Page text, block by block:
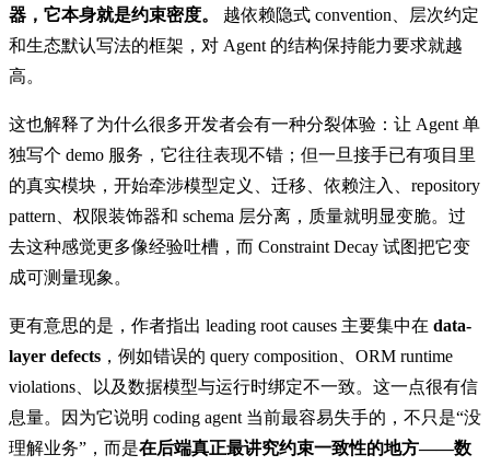
器，它本身就是约束密度。
越依赖隐式 convention、层次约定
和生态默认写法的框架，对 Agent 的结构保持能力要求就越
高。
这也解释了为什么很多开发者会有一种分裂体验：让 Agent 单
独写个 demo 服务，它往往表现不错；但一旦接手已有项目里
的真实模块，开始牵涉模型定义、迁移、依赖注入、repository
pattern、权限装饰器和 schema 层分离，质量就明显变脆。过
去这种感觉更多像经验吐槽，而 Constraint Decay 试图把它变
成可测量现象。
更有意思的是，作者指出 leading root causes 主要集中在 data-
layer defects ，例如错误的 query composition、ORM runtime
violations、以及数据模型与运行时绑定不一致。这一点很有信
息量。因为它说明 coding agent 当前最容易失手的，不只是“没
理解业务”，而是在后端真正最讲究约束一致性的地方——数